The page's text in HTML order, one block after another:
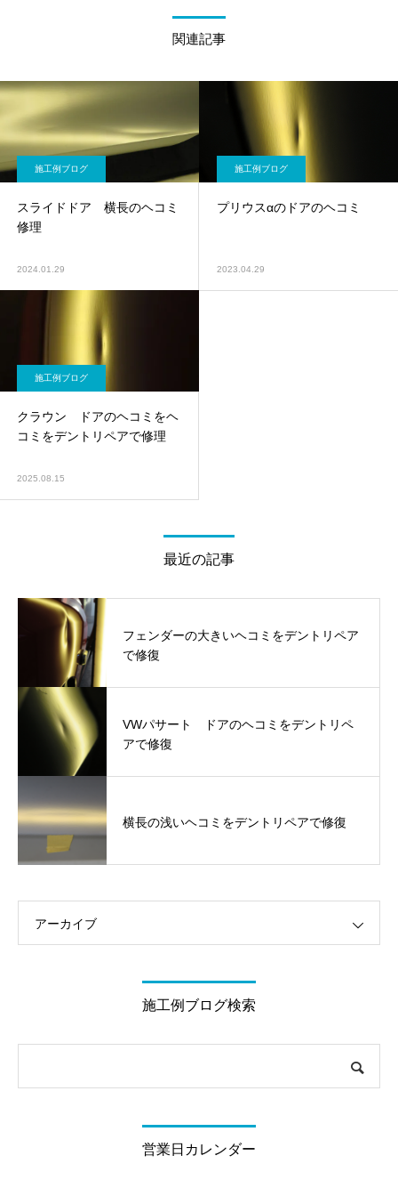
関連記事
施工例ブログ
スライドドア 横長のヘコミ
修理
2024.01.29
施工例ブログ
プリウスαのドアのヘコミ
2023.04.29
施工例ブログ
クラウン ドアのヘコミをヘ
コミをデントリペアで修理
2025.08.15
最近の記事
フェンダーの大きいヘコミをデントリペア
で修復
VWパサート ドアのヘコミをデントリペ
アで修復
横長の浅いヘコミをデントリペアで修復
アーカイブ
施工例ブログ検索
営業日カレンダー